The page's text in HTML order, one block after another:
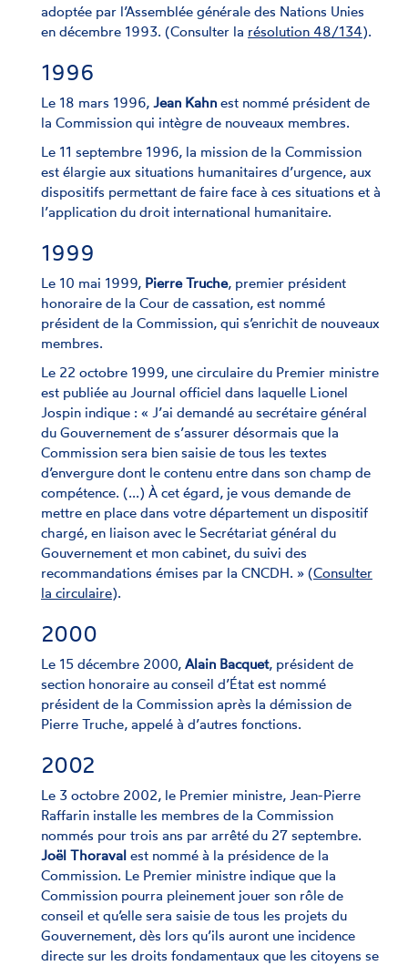
adoptée par l’Assemblée générale des Nations Unies
en décembre 1993. (Consulter la résolution 48/134).
1996
Le 18 mars 1996, Jean Kahn est nommé président de
la Commission qui intègre de nouveaux membres.
Le 11 septembre 1996, la mission de la Commission
est élargie aux situations humanitaires d’urgence, aux
dispositifs permettant de faire face à ces situations et à
l’application du droit international humanitaire.
1999
Le 10 mai 1999, Pierre Truche, premier président
honoraire de la Cour de cassation, est nommé
président de la Commission, qui s’enrichit de nouveaux
membres.
Le 22 octobre 1999, une circulaire du Premier ministre
est publiée au Journal officiel dans laquelle Lionel
Jospin indique : « J’ai demandé au secrétaire général
du Gouvernement de s’assurer désormais que la
Commission sera bien saisie de tous les textes
d’envergure dont le contenu entre dans son champ de
compétence. (...) À cet égard, je vous demande de
mettre en place dans votre département un dispositif
chargé, en liaison avec le Secrétariat général du
Gouvernement et mon cabinet, du suivi des
recommandations émises par la CNCDH. » (Consulter
la circulaire).
2000
Le 15 décembre 2000, Alain Bacquet, président de
section honoraire au conseil d’État est nommé
président de la Commission après la démission de
Pierre Truche, appelé à d’autres fonctions.
2002
Le 3 octobre 2002, le Premier ministre, Jean-Pierre
Raffarin installe les membres de la Commission
nommés pour trois ans par arrêté du 27 septembre.
Joël Thoraval est nommé à la présidence de la
Commission. Le Premier ministre indique que la
Commission pourra pleinement jouer son rôle de
conseil et qu’elle sera saisie de tous les projets du
Gouvernement, dès lors qu’ils auront une incidence
directe sur les droits fondamentaux que les citoyens se